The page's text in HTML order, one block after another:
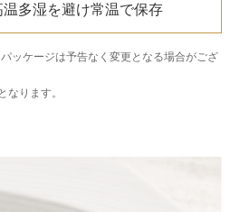
多湿を避け常温で保存
ッケージは予告なく変更となる場合がござ
なります。